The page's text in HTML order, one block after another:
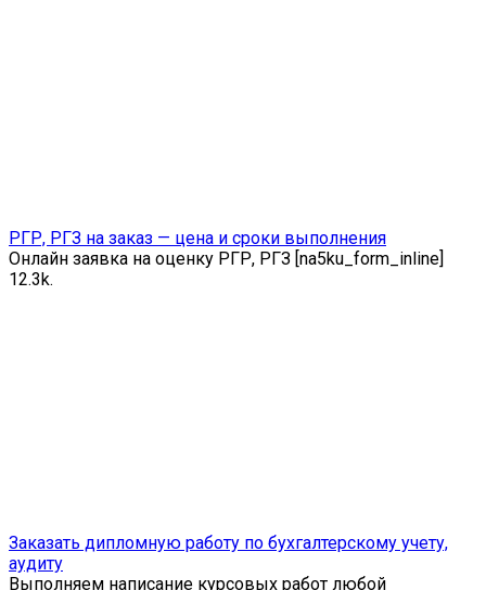
РГР, РГЗ на заказ — цена и сроки выполнения
Онлайн заявка на оценку РГР, РГЗ [na5ku_form_inline]
12.3k.
Заказать дипломную работу по бухгалтерскому учету,
аудиту
Выполняем написание курсовых работ любой